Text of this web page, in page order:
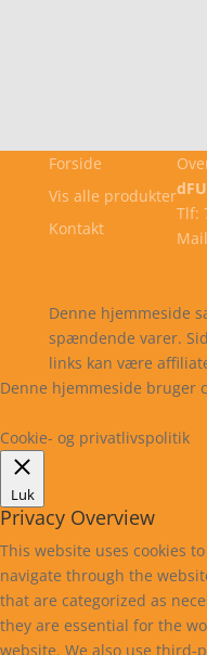
Forside
Vis alle produkter
Kontakt
Tlf:
Denne hjemmeside
spændende varer.
links kan være
Denne hjemmeside bruger
Cookie- og privatlivspolitik
Luk
Privacy Overview
This website uses cookies
navigate through the
that are categorized as
they are essential for the
website. We also use third-